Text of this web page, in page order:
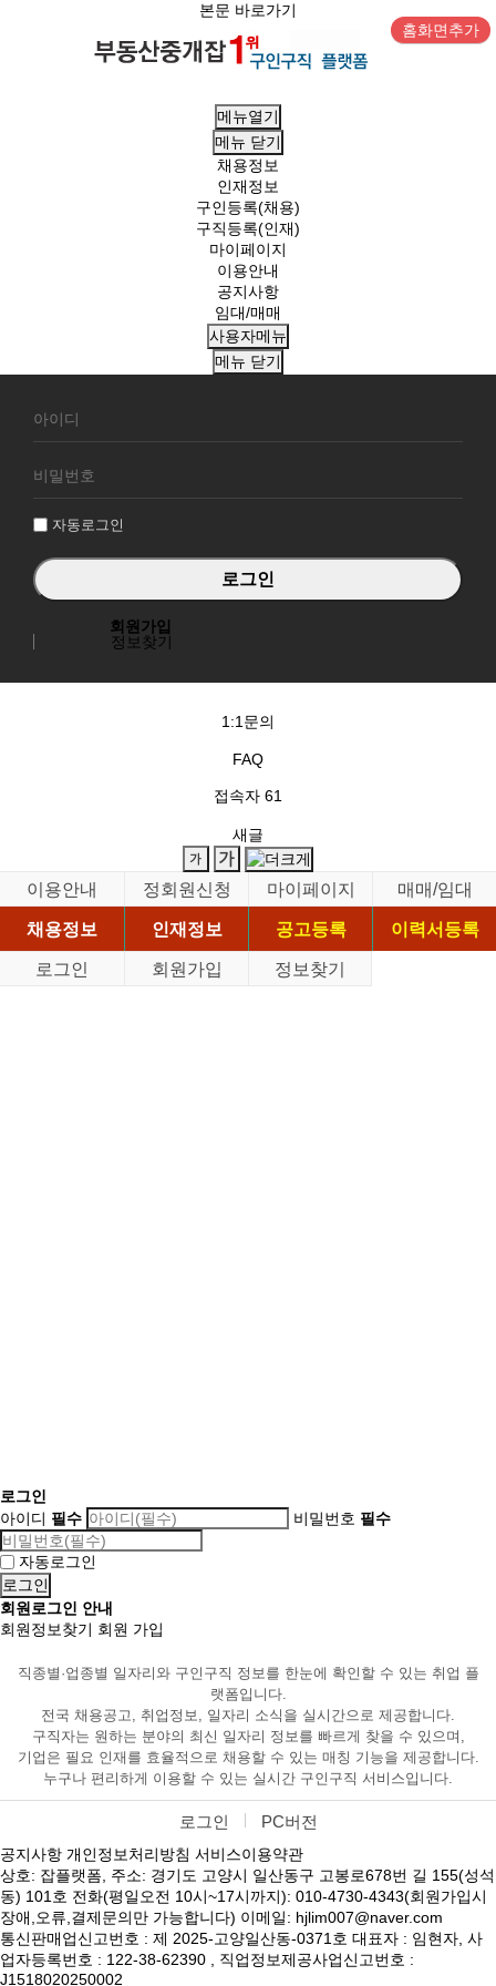
본문 바로가기
홈화면추가
메뉴열기
메뉴 닫기
채용정보
인재정보
구인등록(채용)
구직등록(인재)
마이페이지
이용안내
공지사항
임대/매매
사용자메뉴
메뉴 닫기
원
그
자동로그인
회원가입
정보찾기
1:1문의
FAQ
접속자 61
새글
이용안내 정회원신청 마이페이지
매매/임대
채용정보
인재정보 공고등록
이력서등록
로그인
회원가입 정보찾기
로그인
아이디 필수 비밀번호 필수
자동로그인
회원로그인 안내
회원정보찾기 회원 가입
직종별·업종별 일자리와 구인구직 정보를 한눈에 확인할 수 있는 취업 플
랫폼입니다.
전국 채용공고, 취업정보, 일자리 소식을 실시간으로 제공합니다.
구직자는 원하는 분야의 최신 일자리 정보를 빠르게 찾을 수 있으며,
기업은 필요 인재를 효율적으로 채용할 수 있는 매칭 기능을 제공합니다.
누구나 편리하게 이용할 수 있는 실시간 구인구직 서비스입니다.
로그인 PC버전
공지사항 개인정보처리방침 서비스이용약관
상호: 잡플랫폼, 주소: 경기도 고양시 일산동구 고봉로678번 길 155(성석
동) 101호 전화(평일오전 10시~17시까지): 010-4730-4343(회원가입시
장애,오류,결제문의만 가능합니다) 이메일: hjlim007@naver.com
통신판매업신고번호 : 제 2025-고양일산동-0371호 대표자 : 임현자, 사
업자등록번호 : 122-38-62390 , 직업정보제공사업신고번호 :
J1518020250002